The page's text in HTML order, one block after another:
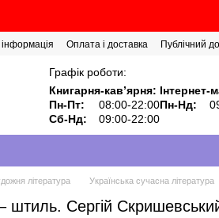
Оплата і доставка
Публічний
Графік роботи:
Книгарня-кавʼярня: Інтернет-
Пн-Пт:
08:00-22:00Пн-Нд:
Сб-Нд:
09:00-22:00
література Українська сучасна література
Сергій